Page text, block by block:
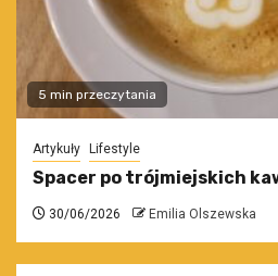
5 min przeczytania
Artykuły Lifestyle
Spacer po trójmiejskich
30/06/2026 Emilia Olszewska